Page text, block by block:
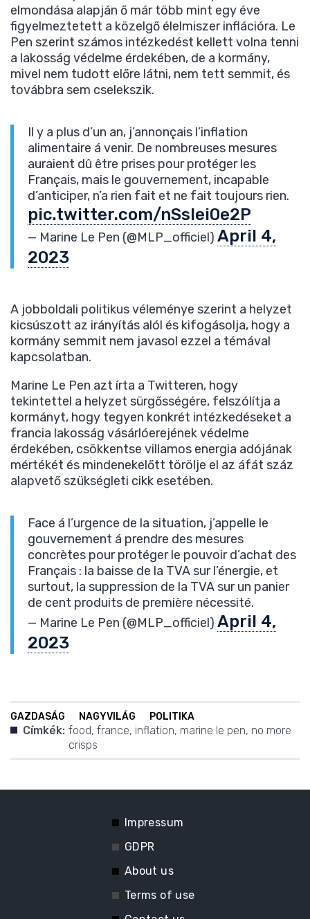
elmondása alapján ő már több mint egy éve
figyelmeztetett a közelgő élelmiszer inflációra. Le
Pen szerint számos intézkedést kellett volna tenni
a lakosság védelme érdekében, de a kormány,
mivel nem tudott előre látni, nem tett semmit, és
továbbra sem cselekszik.
Il y a plus d’un an, j’annonçais l’inflation
alimentaire á venir. De nombreuses mesures
auraient dû être prises pour protéger les
Français, mais le gouvernement, incapable
d’anticiper, n’a rien fait et ne fait toujours rien.
pic.twitter.com/nSsIei0e2P
— Marine Le Pen (@MLP_officiel) April 4,
2023
A jobboldali politikus véleménye szerint a helyzet
kicsúszott az irányítás alól és kifogásolja, hogy a
kormány semmit nem javasol ezzel a témával
kapcsolatban.
Marine Le Pen azt írta a Twitteren, hogy
tekintettel a helyzet sürgősségére, felszólítja a
kormányt, hogy tegyen konkrét intézkedéseket a
francia lakosság vásárlóerejének védelme
érdekében, csökkentse villamos energia adójának
mértékét és mindenekelőtt törölje el az áfát száz
alapvető szükségleti cikk esetében.
Face á l’urgence de la situation, j’appelle le
gouvernement á prendre des mesures
concrètes pour protéger le pouvoir d’achat des
Français : la baisse de la TVA sur l’énergie, et
surtout, la suppression de la TVA sur un panier
de cent produits de première nécessité.
— Marine Le Pen (@MLP_officiel) April 4,
2023
GAZDASÁG NAGYVILÁG POLITIKA
Címkék: food, france, inflation, marine le pen, no more
crisps
Impressum
GDPR
About us
Terms of use